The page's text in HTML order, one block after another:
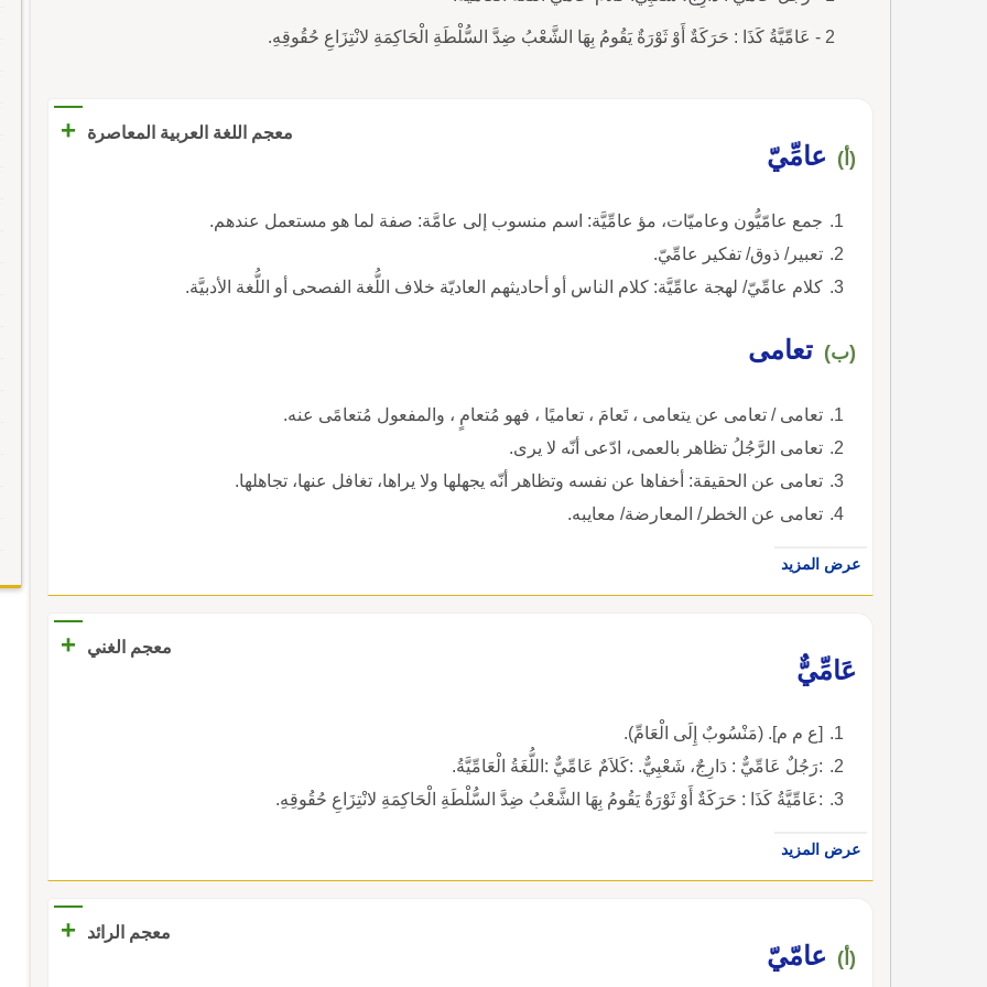
2 - عَامِّيَّةُ كَذَا : حَرَكَةٌ أَوْ ثَوْرَةٌ يَقُومُ بِهَا الشَّعْبُ ضِدَّ السُّلْطَةِ الْحَاكِمَةِ لانْتِزَاعِ حُقُوقِهِ.
معجم اللغة العربية المعاصرة +
(أ) عامِّيّ
جمع عامّيُّون وعاميّات، مؤ عامِّيَّة: اسم منسوب إلى عامَّة: صفة لما هو مستعمل عندهم.
تعبير/ ذوق/ تفكير عامِّيّ.
كلام عامِّيّ/ لهجة عامِّيَّة: كلام الناس أو أحاديثهم العاديّة خلاف اللُّغة الفصحى أو اللُّغة الأدبيَّة.
(ب) تعامى
تعامى / تعامى عن يتعامى ، تَعامَ ، تعاميًا ، فهو مُتعامٍ ، والمفعول مُتعامًى عنه.
تعامى الرَّجُلُ تظاهر بالعمى، ادّعى أنّه لا يرى.
تعامى عن الحقيقة: أخفاها عن نفسه وتظاهر أنّه يجهلها ولا يراها، تغافل عنها، تجاهلها.
تعامى عن الخطر/ المعارضة/ معايبه.
عرض المزيد
معجم الغني
+
عَامِّيٌّ
[ع م م]. (مَنْسُوبٌ إِلَى الْعَامِّ).
:رَجُلٌ عَامِّيٌّ : دَارِجٌ، شَعْبِيٌّ. :كَلاَمٌ عَامِّيٌّ :اللُّغَةُ الْعَامِّيَّةُ.
:عَامِّيَّةُ كَذَا : حَرَكَةٌ أَوْ ثَوْرَةٌ يَقُومُ بِهَا الشَّعْبُ ضِدَّ السُّلْطَةِ الْحَاكِمَةِ لانْتِزَاعِ حُقُوقِهِ.
عرض المزيد
معجم الرائد +
(أ) عامّيّ